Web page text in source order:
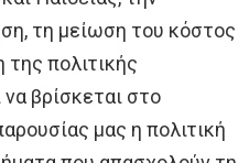
τη μείωση του κόστος
πολιτικής
βρίσκεται στο
μας η πολιτική